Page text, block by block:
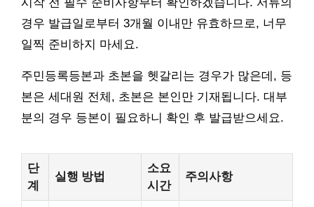
시작 전 필수 준비사항부터 확인하겠습니다. 서류의
경우 발급일로부터 3개월 이내만 유효하므로, 너무
일찍 준비하지 마세요.
주민등록등본과 초본을 헷갈리는 경우가 많은데, 등
본은 세대원 전체, 초본은 본인만 기재됩니다. 대부
분의 경우 등본이 필요하니 확인 후 발급받으세요.
단
계
실행 방법
소요
시간
주의사항